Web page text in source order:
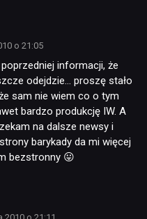
o 21:05
informacji, że
odejdzie… proszę stało
sam nie wiem co o tym
bardzo produkcję IW. A
na dalsze newsy i
barykady da mi więcej
bezstronny 😛